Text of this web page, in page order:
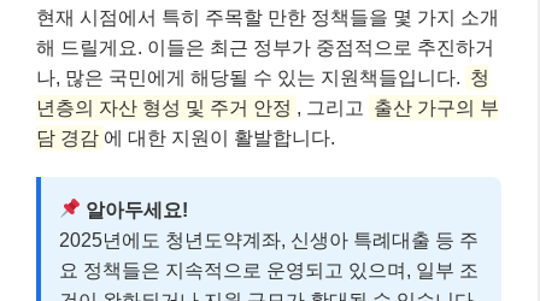
현재 시점에서 특히 주목할 만한 정책들을 몇 가지 소개
해 드릴게요. 이들은 최근 정부가 중점적으로 추진하거
나, 많은 국민에게 해당될 수 있는 지원책들입니다. 청
년층의 자산 형성 및 주거 안정 , 그리고
출산 가구의 부
담 경감 에 대한 지원이 활발합니다.
알아두세요!
2025년에도 청년도약계좌, 신생아 특례대출 등 주
요 정책들은 지속적으로 운영되고 있으며, 일부 조